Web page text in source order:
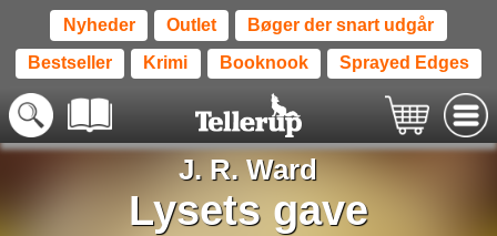
Nyheder Outlet Bøger der snart udgår
Bestseller Krimi Booknook Sprayed Edges
J. R. Ward
Lysets gave